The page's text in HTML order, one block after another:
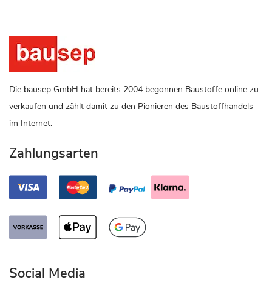
Die bausep GmbH hat bereits 2004 begonnen Baustoffe online zu
verkaufen und zählt damit zu den Pionieren des Baustoffhandels
im Internet.
Zahlungsarten
Social Media